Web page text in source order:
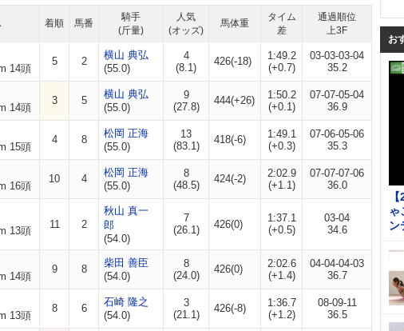
着順 馬番
騎手
(斤量)
人気
(オッズ)
馬体重
タイム
差
通過順位
上3F
14頭
5 2
横山 典弘
(55.0)
4
(8.1)
426(-18)
1:49.2
(+0.7)
03-03-03-04
35.2
14頭
3 5
横山 典弘
(55.0)
9
(27.8)
444(+26)
1:50.2
(+0.1)
07-07-05-04
36.9
15頭
4 8
松岡 正海
(55.0)
13
(83.1)
418(-6)
1:49.1
(+0.3)
07-06-05-06
35.3
16頭
10 4
松岡 正海
(55.0)
8
(48.5)
424(-2)
2:02.9
(+1.1)
07-07-07-06
36.0
13頭
11 2
秋山 真一
郎
(54.0)
7
(26.1)
426(0)
1:37.1
(+0.5)
03-04
34.6
14頭
9 8
柴田 善臣
(54.0)
8
(24.0)
426(0)
2:02.6
(+1.4)
04-04-04-03
36.7
13頭
8 6
石崎 隆之
(54.0)
3
(21.1)
426(-8)
1:36.7
(+1.2)
08-09-11
36.5
お
ゃ
ン